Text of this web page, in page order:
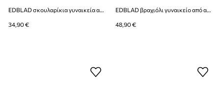
EDBLAD σκουλαρίκια γυναικεία από ανοξείδωτο ατσάλι Papillon
34,90 €
EDBLAD βραχιόλι γυναικείο από ανοξείδωτο ατσάλι με ζιργκόν Luna
48,90 €